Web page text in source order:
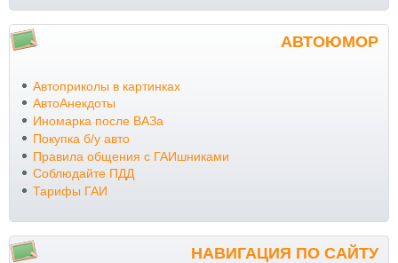
АВТОЮМОР
Автоприколы в картинках
АвтоАнекдоты
Иномарка после ВАЗа
Покупка б/у авто
Правила общения с ГАИшниками
Соблюдайте ПДД
Тарифы ГАИ
НАВИГАЦИЯ ПО САЙТУ